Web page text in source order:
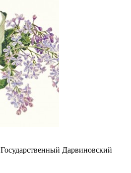
Государственный Дарвиновский